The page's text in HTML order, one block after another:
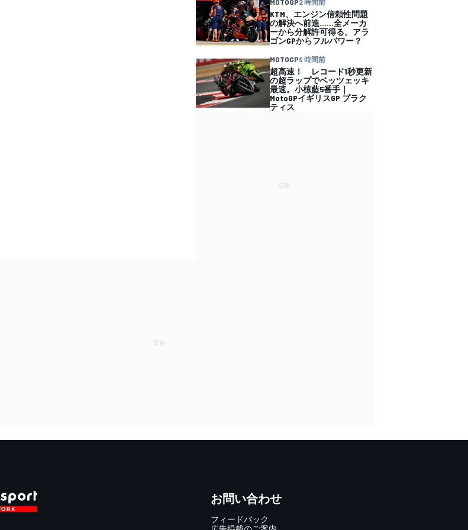
KTM、エンジン信頼性問題
の解決へ前進……全メーカ
ーから分解許可得る。アラ
ゴンGPからフルパワー？
MOTOGP9 時間前
超高速！ レコード1秒更新
の超ラップでベッツェッキ
最速。小椋藍5番手｜
MotoGPイギリスGP プラク
ティス
お問い合わせ
フィードバック